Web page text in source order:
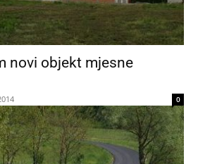
novi objekt mjesne
0